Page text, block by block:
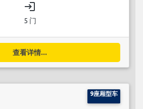
login
5 门
查看详情...
9座厢型车